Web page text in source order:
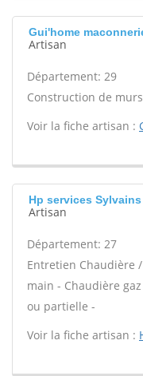
Gui'home
Artisan
Département: 29
Construction de
Voir la fiche artisan :
Hp services
Artisan
Département: 27
Entretien Chaudière
main - Chaudière
ou partielle -
Voir la fiche artisan :